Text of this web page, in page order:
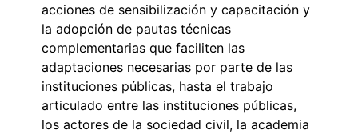
acciones de sensibilización y capacitación y
la adopción de pautas técnicas
complementarias que faciliten las
adaptaciones necesarias por parte de las
instituciones públicas, hasta el trabajo
articulado entre las instituciones públicas,
los actores de la sociedad civil, la academia